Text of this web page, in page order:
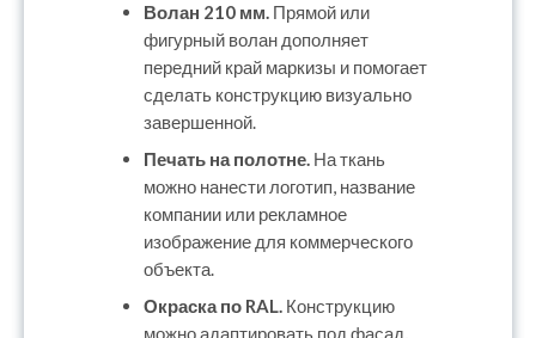
Волан 210 мм. Прямой или
фигурный волан дополняет
передний край маркизы и помогает
сделать конструкцию визуально
завершенной.
Печать на полотне. На ткань
можно нанести логотип, название
компании или рекламное
изображение для коммерческого
объекта.
Окраска по RAL. Конструкцию
можно адаптировать под фасад,